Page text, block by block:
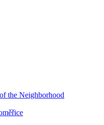
the Neighborhood